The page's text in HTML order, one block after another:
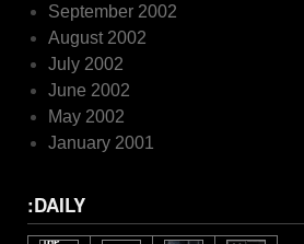
September 2002
August 2002
July 2002
June 2002
May 2002
January 2001
:DAILY